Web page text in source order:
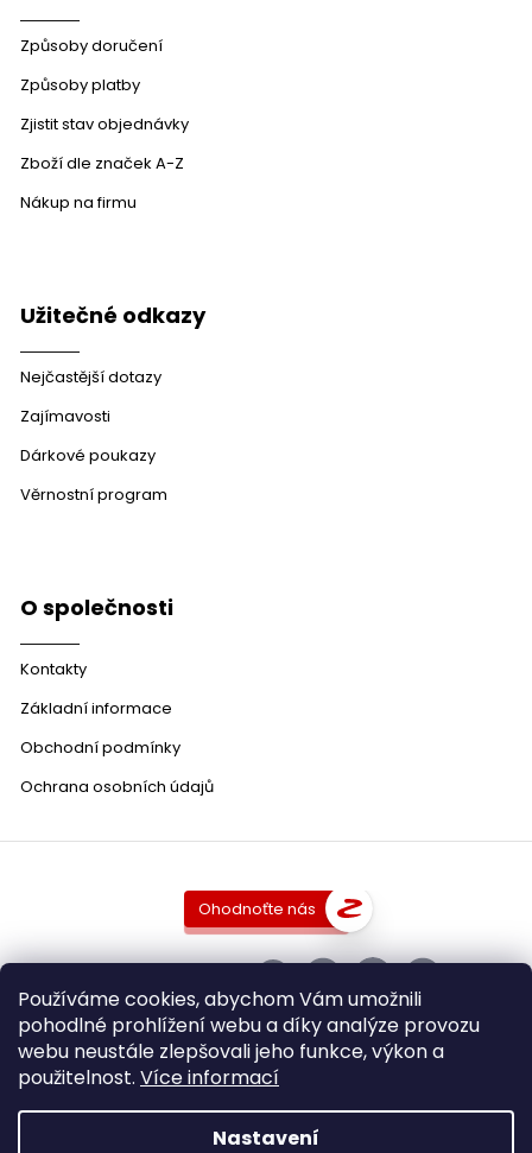
Používáme cookies, abychom Vám umožnili
pohodlné prohlížení webu a díky analýze provozu
webu neustále zlepšovali jeho funkce, výkon a
použitelnost. Více informací
Nastavení
Způsoby doručení
Způsoby platby
Zjistit stav objednávky
Zboží dle značek A-Z
Nákup na firmu
Užitečné odkazy
Nejčastější dotazy
Zajímavosti
Dárkové poukazy
Věrnostní program
O společnosti
Kontakty
Základní informace
Obchodní podmínky
Ochrana osobních údajů
Ohodnoťte nás
Copyright 2026DobraVina.cz. Všechna práva vyhrazena.
Upravit nastavení cookies
Grafický návrh vytvořil a nakódoval